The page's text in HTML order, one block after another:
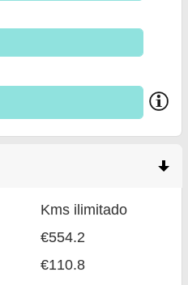
Kms ilimitado
€554.2
€110.8